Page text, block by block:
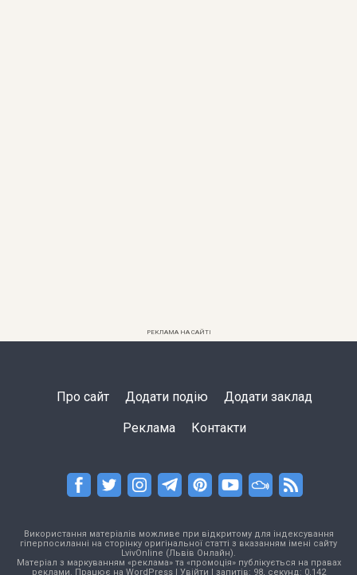
РЕКЛАМА НА САЙТІ
Про сайт Додати подію Додати заклад
Реклама Контакти
Використання матеріалів можливе при відкритому для індексування
гіперпосиланні на сторінку оригінальної статті з вказанням імені сайту
LvivOnline (Львів Онлайн).
Матеріал з маркуванням «реклама» та «промоція» публікується на правах
реклами. Працює на WordPress| Увійти | запитів: 98, секунд: 0,142